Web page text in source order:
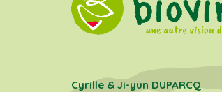
Cyrille & Ji-yun DUPARCQ